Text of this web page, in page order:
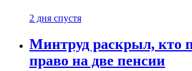
2 дня спустя
Минтруд раскрыл, кто
право на две пенсии